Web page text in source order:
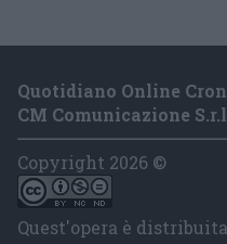
Quotidiano Online
CM Comunicazione
Copyright 2026 ©
Quest'opera è